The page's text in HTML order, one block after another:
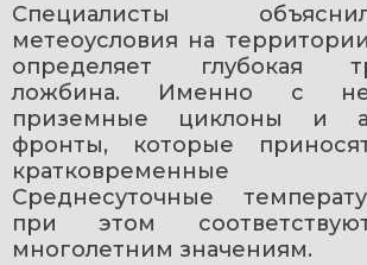
Специалисты
метеоусловия на
определяет глубокая
ложбина. Именно с
приземные циклоны и
фронты, которые
кратковременные
Среднесуточные
при этом
многолетним значениям.